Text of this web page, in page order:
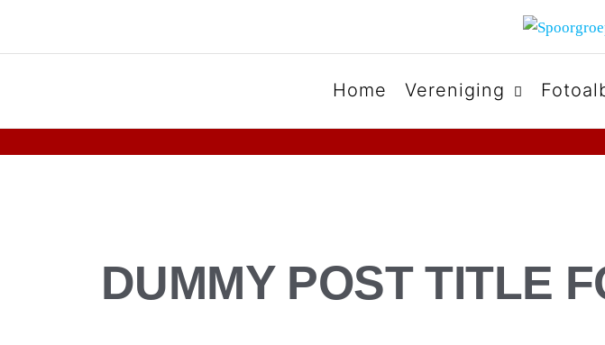
SPOORGROEP LUXEMBURG
Home Vereniging
DUMMY POST TITLE